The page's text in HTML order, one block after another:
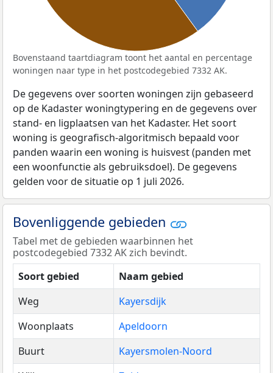
Bovenstaand taartdiagram toont het aantal en percentage
woningen naar type in het postcodegebied 7332 AK.
De gegevens over soorten woningen zijn gebaseerd
op de Kadaster woningtypering en de gegevens over
stand- en ligplaatsen van het Kadaster. Het soort
woning is geografisch-algoritmisch bepaald voor
panden waarin een woning is huisvest (panden met
een woonfunctie als gebruiksdoel). De gegevens
gelden voor de situatie op 1 juli 2026.
Bovenliggende gebieden
Tabel met de gebieden waarbinnen het
postcodegebied 7332 AK zich bevindt.
Soort gebied
Naam gebied
Weg
Kayersdijk
Woonplaats
Apeldoorn
Buurt
Kayersmolen-Noord